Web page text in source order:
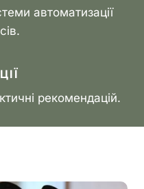
автоматизації
рекомендацій.